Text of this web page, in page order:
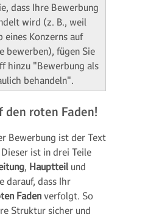
dass Ihre Bewerbung
wird (z. B., weil
eines Konzerns auf
bewerben), fügen Sie
hinzu "Bewerbung als
behandeln".
den roten Faden!
Bewerbung ist der Text
ist in drei Teile
, Hauptteil und
darauf, dass Ihr
Fadenverfolgt. So
Struktur sicher und